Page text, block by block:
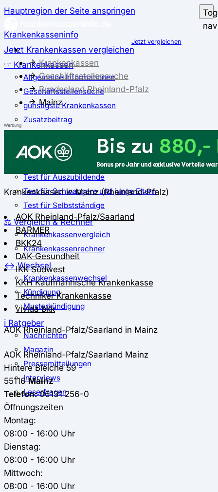
Hauptregion der Seite anspringen
Krankenkasseninfo
Jetzt Krankenkassen vergleichen
☞ Krankenkassen
Allgemeine Informationen
Geschäftsstellensuche
günstigste Krankenkassen
Zusatzbeitrag
Der große Krankenkassentest
Test für Studierende
Test für Auszubildende
Test für Schwangere und junge Eltern
Test für Selbstständige
⚖️ Vergleich & Rechner
Krankenkassenvergleich
Krankenkassenrechner
↔ Wechsel
Krankenkassenwechsel
Kündigung
Musterkündigung
ℹ Ratgeber
Nachrichten
Magazin
Pressemitteilungen
Interviews
Leserfragen
Jetzt vergleichen
Krankenkassen
Geschäftsstellensuche
Bundesland Rheinland-Pfalz
Mainz
Werbung
Krankenkassen in Mainz (Rheinland-Pfalz)
AOK Rheinland-Pfalz/Saarland
BARMER
BKK24
DAK-Gesundheit
IKK Südwest
KKH Kaufmännische Krankenkasse
Techniker Krankenkasse
vivida bkk
AOK Rheinland-Pfalz/Saarland in Mainz
AOK Rheinland-Pfalz/Saarland Mainz
Hintere Bleiche 59
55116Mainz
Telefon:06131 256-0
Öffnungszeiten
Montag:
08:00 - 16:00 Uhr
Dienstag:
08:00 - 16:00 Uhr
Mittwoch:
08:00 - 16:00 Uhr